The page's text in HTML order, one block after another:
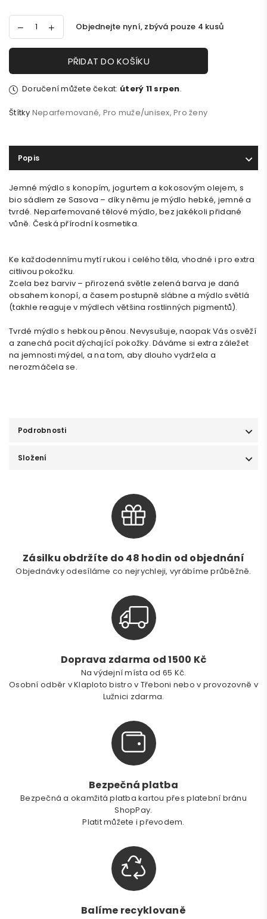
Objednejte nyní, zbývá pouze 4 kusů
PŘIDAT DO KOŠÍKU
Doručení můžete čekat: úterý 11 srpen.
Štítky Neparfemované, Pro muže/unisex,Pro ženy
Popis
Jemné mýdlo s konopím, jogurtem a kokosovým olejem, s
bio sádlem ze Sasova – díky němu je mýdlo hebké, jemné a
tvrdé. Neparfemované tělové mýdlo, bez jakékoli přidané
vůně. Česká přírodní kosmetika.
Ke každodennímu mytí rukou i celého těla, vhodné i pro extra
citlivou pokožku.
Zcela bez barviv – přirozená světle zelená barva je daná
obsahem konopí, a časem postupně slábne a mýdlo světlá
(takhle reaguje v mýdlech většina rostlinných pigmentů).
Tvrdé mýdlo s hebkou pěnou. Nevysušuje, naopak Vás osvěží
a zanechá pocit dýchající pokožky.Dáváme si extra záležet
na jemnosti mýdel, a na tom, aby dlouho vydržela a
nerozmáčela se.
Podrobnosti
Složení
Zásilku obdržíte do 48 hodin od objednání
Objednávky odesíláme co nejrychleji, vyrábíme průběžně.
Doprava zdarma od 1500 Kč
Na výdejní místa od 65 Kč.
Osobní odběr v Klaploto bistro v Třeboni nebo v provozovně v
Lužnici zdarma.
Bezpečná platba
Bezpečná a okamžitá platba kartou přes platební bránu
ShopPay.
Platit můžete i převodem.
Balíme recyklovaně